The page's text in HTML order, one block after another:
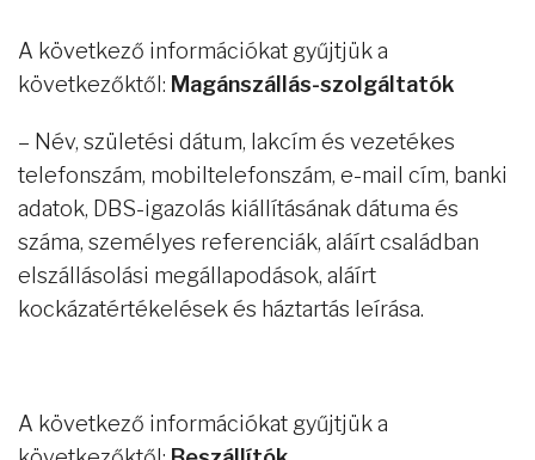
A következő információkat gyűjtjük a
következőktől: Magánszállás-szolgáltatók
– Név, születési dátum, lakcím és vezetékes
telefonszám, mobiltelefonszám, e-mail cím, banki
adatok, DBS-igazolás kiállításának dátuma és
száma, személyes referenciák, aláírt családban
elszállásolási megállapodások, aláírt
kockázatértékelések és háztartás leírása.
A következő információkat gyűjtjük a